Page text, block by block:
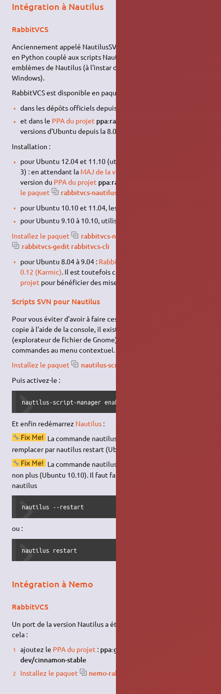
Intégration à Nautilus
RabbitVCS
Anciennement appelé NautilusSVN, il s'agit d'un outil réalisé
en Python couplé aux scripts Nautilus et utilisant des
emblèmes de Nautilus (à l'instar de TortoiseSVN sous
Windows).
RabbitVCS est disponible en paquet
dans les dépôts officiels depuis la version 10.10 d'Ubuntu
et dans le PPA du projet ppa:rabbitvcs/ppa
versions d'Ubuntu depuis la 8.04.
Installation :
pour Ubuntu 12.04 et 11.10 (utilisant le Nautilus de gnome
3) : en attendant la MAJ de la version dans Ubuntu
version du PPA du projet ppa:rabbitvcs/ppa
le paquet
rabbitvcs-nautilus3
pour Ubuntu 10.10 et 11.04, les dépôts officiels suffisent
pour Ubuntu 9.10 à 10.10, utiliser le PPA
Installez le paquet
rabbitvcs-nautilus
rabbitvcs-gedit rabbitvcs-cli
pour Ubuntu 8.04 à 9.04 : RabbitVCS 0.12 (Hardy)
0.12 (Karmic). Il est toutefois conseillé d'utiliser le
projet pour bénéficier des mises a jour.
Scripts SVN pour Nautilus
Pour vous éviter d'avoir à faire ces manipulations sur votre
copie à l'aide de la console, il existe un script pour nautilus
(explorateur de fichier de Gnome) afin d'intégrer ces
commandes au menu contextuel.
Installez le paquet
nautilus-script-collection-svn
Puis activez-le :
nautilus-script-manager enable Subversion
Et enfin redémarrez Nautilus :
La commande nautilus –restart ne fonctionne pas. A
remplacer par nautilus restart (Ubuntu 9.10 et +)
La commande nautilus restart ne fonctionne pas
non plus (Ubuntu 10.10). Il faut faire nautilus -q puis relancer
nautilus
nautilus --restart
ou :
nautilus restart
Intégration à Nemo
RabbitVCS
Un port de la version Nautilus a été réalisé pour Nemo. Pour
cela :
ajoutez le PPA du projet : ppa:gwendal-lebihan-
dev/cinnamon-stable
Installez le paquet nemo-rabbitvcs